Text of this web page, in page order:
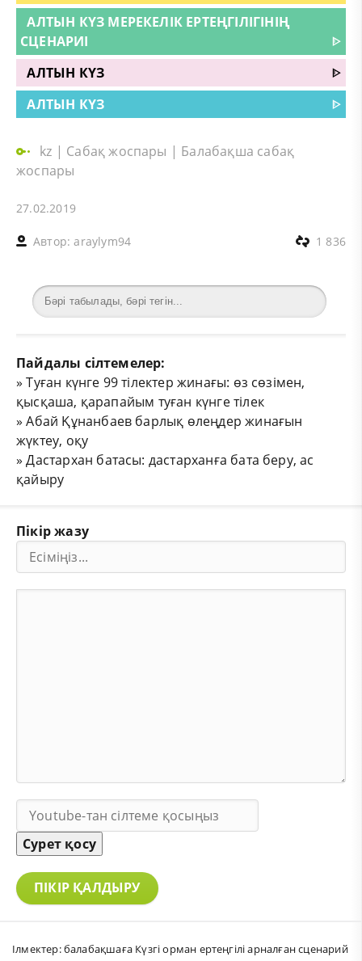
АЛТЫН КҮЗ МЕРЕКЕЛІК ЕРТЕҢГІЛІГІНІҢ
СЦЕНАРИІ
ᐈ
АЛТЫН КҮЗ
ᐈ
АЛТЫН КҮЗ
ᐈ
kz | Сабақ жоспары | Балабақша сабақ
жоспары
27.02.2019
Автор:araylym94 1 836
Пайдалы сілтемелер:
»Туған күнге 99 тілектер жинағы: өз сөзімен,
қысқаша, қарапайым туған күнге тілек
»Абай Құнанбаев барлық өлеңдер жинағын
жүктеу, оқу
»Дастархан батасы: дастарханға бата беру, ас
қайыру
Пікір жазу
Сурет қосу
ПІКІР ҚАЛДЫРУ
Ілмектер:балабақшаға Күзгі орман ертеңгілі арналған сценарий